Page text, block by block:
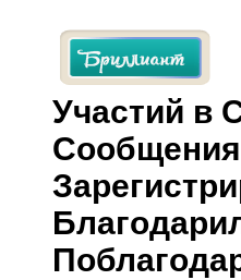
Участий в